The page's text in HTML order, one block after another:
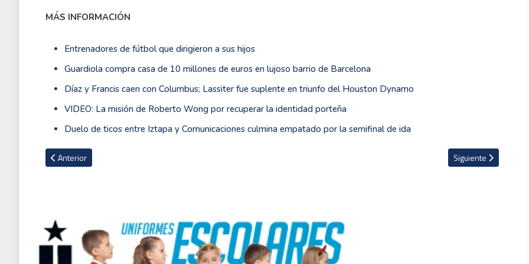
MÁS INFORMACIÓN
Entrenadores de fútbol que dirigieron a sus hijos
Guardiola compra casa de 10 millones de euros en lujoso barrio de Barcelona
Díaz y Francis caen con Columbus; Lassiter fue suplente en triunfo del Houston Dynamo
VIDEO: La misión de Roberto Wong por recuperar la identidad porteña
Duelo de ticos entre Iztapa y Comunicaciones culmina empatado por la semifinal de ida
Artículo anterior: Las estrategias de Jonathan Moya para comunicarse con sus compañeros en Corea del Sur
Anterior Artículo siguiente:
Siguiente